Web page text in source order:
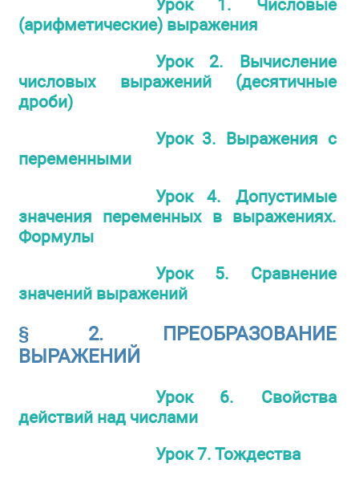
Урок 1. Числовые
(арифметические) выражения
Урок 2. Вычисление
числовых выражений (десятичные
дроби)
Урок 3. Выражения с
переменными
Урок 4. Допустимые
значения переменных в выражениях.
Формулы
Урок 5. Сравнение
значений выражений
§ 2. ПРЕОБРАЗОВАНИЕ
ВЫРАЖЕНИЙ
Урок 6. Свойства
действий над числами
Урок 7. Тождества